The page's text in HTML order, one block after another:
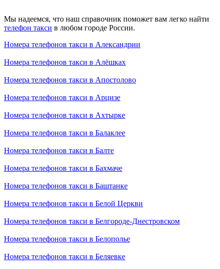
Мы надеемся, что наш справочник поможет вам легко найти
телефон такси в любом городе России.
Номера телефонов такси в Александрии
Номера телефонов такси в Алёшках
Номера телефонов такси в Апостолово
Номера телефонов такси в Арцизе
Номера телефонов такси в Ахтырке
Номера телефонов такси в Балаклее
Номера телефонов такси в Балте
Номера телефонов такси в Бахмаче
Номера телефонов такси в Баштанке
Номера телефонов такси в Белой Церкви
Номера телефонов такси в Белгороде-Днестровском
Номера телефонов такси в Белополье
Номера телефонов такси в Беляевке